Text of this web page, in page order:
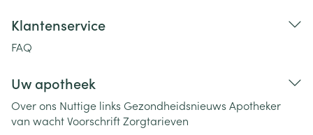
Klantenservice
FAQ
Uw apotheek
Over ons Nuttige links Gezondheidsnieuws Apotheker
van wachtVoorschriftZorgtarieven